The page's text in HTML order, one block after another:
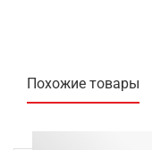
Похожие товары